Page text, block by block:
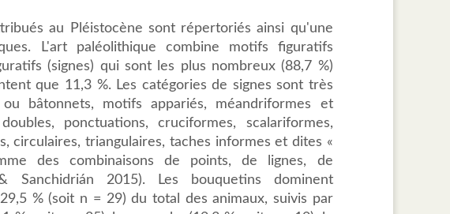
au Pléistocène sont répertoriés ainsi qu'une
L'art paléolithique combine motifs figuratifs
(signes) qui sont les plus nombreux (88,7 %)
que 11,3 %. Les catégories de signes sont très
bâtonnets, motifs appariés, méandriformes et
ponctuations, cruciformes, scalariformes,
circulaires, triangulaires, taches informes et dites «
des combinaisons de points, de lignes, de
Sanchidrián 2015). Les bouquetins dominent
% (soit n = 29) du total des animaux, suivis par